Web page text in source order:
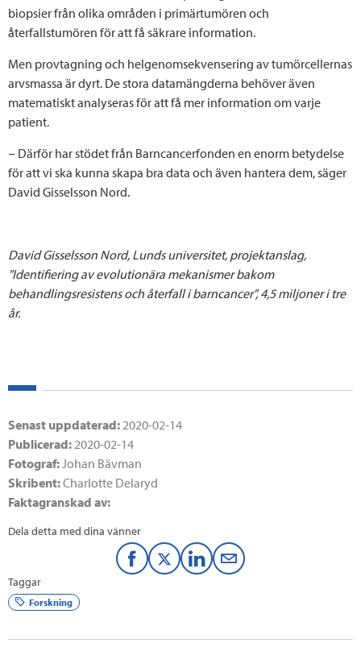
biopsier från olika områden i primärtumören och
återfallstumören för att få säkrare information.
Men provtagning och helgenomsekvensering av tumörcellernas
arvsmassa är dyrt. De stora datamängderna behöver även
matematiskt analyseras för att få mer information om varje
patient.
− Därför har stödet från Barncancerfonden en enorm betydelse
för att vi ska kunna skapa bra data och även hantera dem, säger
David Gisselsson Nord.
David Gisselsson Nord, Lunds universitet, projektanslag,
"Identifiering av evolutionära mekanismer bakom
behandlingsresistens och återfall i barncancer", 4,5 miljoner i tre
år.
Senast uppdaterad: 2020-02-14
Publicerad: 2020-02-14
Fotograf: Johan Bävman
Skribent:Charlotte Delaryd
Faktagranskad av:
Dela detta med dina vänner
F
T
L
M
Taggar
Forskning